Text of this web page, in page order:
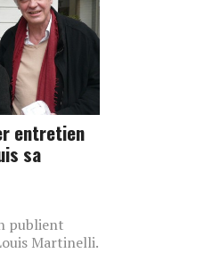
entretien
sa
publient
Martinelli.